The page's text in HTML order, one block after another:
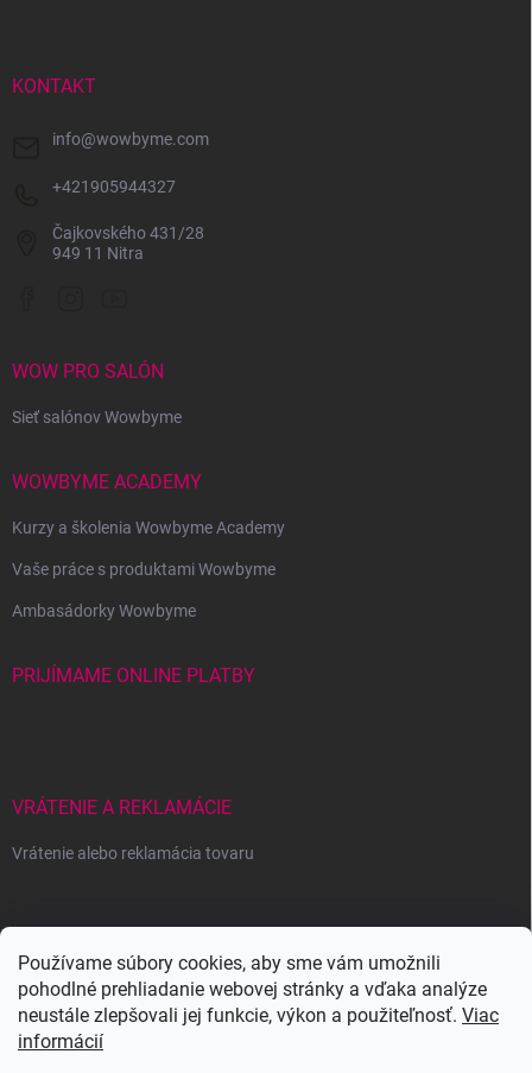
Používame súbory cookies, aby sme vám umožnili
pohodlné prehliadanie webovej stránky a vďaka analýze
neustále zlepšovali jej funkcie, výkon a použiteľnosť. Viac
informácií
KONTAKT
info@wowbyme.com
+421905944327
Čajkovského 431/28
949 11 Nitra
WOW PRO SALÓN
Sieť salónov Wowbyme
WOWBYME ACADEMY
Kurzy a školenia Wowbyme Academy
Vaše práce s produktami Wowbyme
Ambasádorky Wowbyme
PRIJÍMAME ONLINE PLATBY
VRÁTENIE A REKLAMÁCIE
Vrátenie alebo reklamácia tovaru